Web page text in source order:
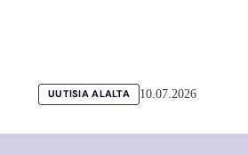
UUTISIA ALALTA 10.07.2026